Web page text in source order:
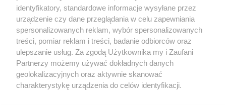
wykorzystanie utworów w całości lub w części z naruszeniem prawa,
tzn. bez właściwej zgody, jest zabronione pod groźbą kary i może być
ścigane prawnie.
identyfikatory, standardowe informacje wysyłane przez
urządzenie czy dane przeglądania w celu zapewniania
spersonalizowanych reklam, wybór spersonalizowanych
treści, pomiar reklam i treści, badanie odbiorców oraz
ulepszanie usług. Za zgodą Użytkownika my i Zaufani
Partnerzy możemy używać dokładnych danych
geolokalizacyjnych oraz aktywnie skanować
charakterystykę urządzenia do celów identyfikacji.